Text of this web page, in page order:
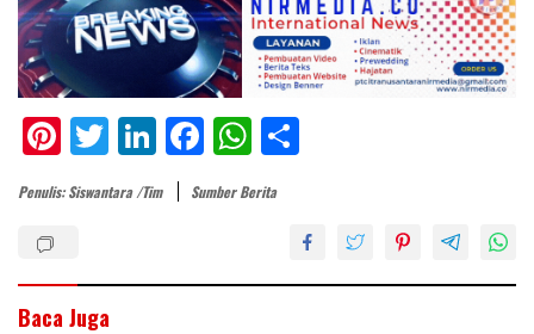
Pi
nt
er
st
T
w
itt
Li
n
k
dI
F
ac
e
o
W
h
at
A
e
Penulis: Siswantara /Tim Sumber Berita
Baca Juga